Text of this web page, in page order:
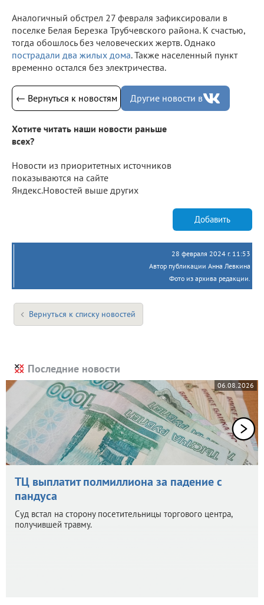
Аналогичный обстрел 27 февраля зафиксировали в
поселке Белая Березка Трубчевского района. К счастью,
тогда обошлось без человеческих жертв. Однако
пострадали два жилых дома. Также населенный пункт
временно остался без электричества.
← Вернуться к новостям Другие новости в
Хотите читать наши новости раньше
всех?
Новости из приоритетных источников
показываются на сайте
Яндекс.Новостей выше других
Добавить
28 февраля 2024 г. 11:53
Автор публикации Анна Левкина
Фото из архива редакции.
Вернуться к списку новостей
Последние новости
06.08.2026
ТЦ выплатит полмиллиона за падение с
пандуса
Суд встал на сторону посетительницы торгового центра,
получившей травму.